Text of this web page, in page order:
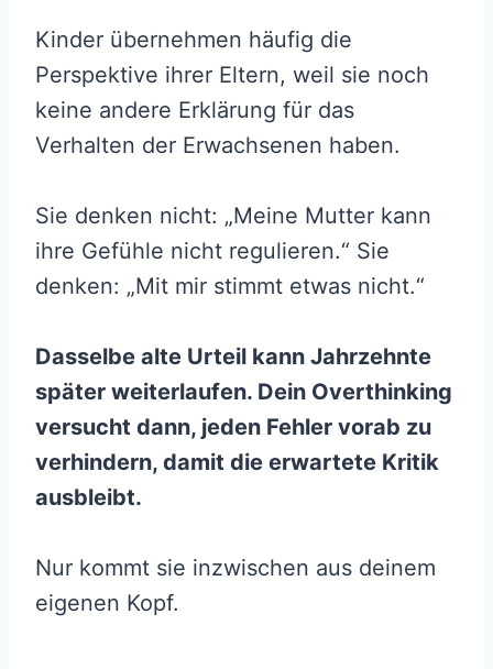
Kinder übernehmen häufig die
Perspektive ihrer Eltern, weil sie noch
keine andere Erklärung für das
Verhalten der Erwachsenen haben.
Sie denken nicht: „Meine Mutter kann
ihre Gefühle nicht regulieren.“ Sie
denken: „Mit mir stimmt etwas nicht.“
Dasselbe alte Urteil kann Jahrzehnte
später weiterlaufen. Dein Overthinking
versucht dann, jeden Fehler vorab zu
verhindern, damit die erwartete Kritik
ausbleibt.
Nur kommt sie inzwischen aus deinem
eigenen Kopf.